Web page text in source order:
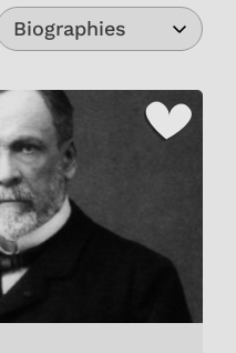
Biographies